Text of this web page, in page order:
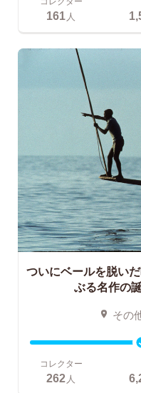
161 人
ついにベールを脱いだ
ぶる名作の
その
コレクター
262人